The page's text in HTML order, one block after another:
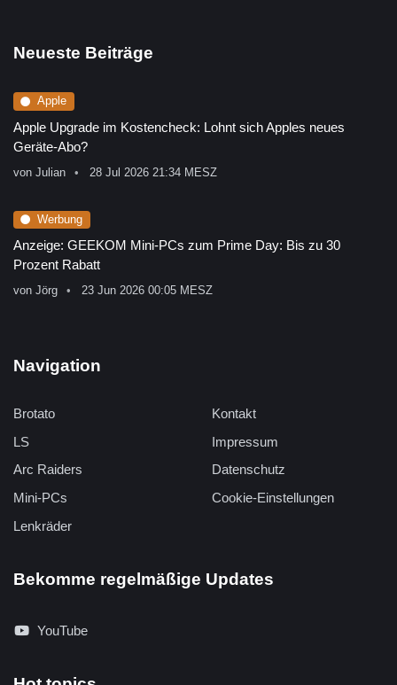
Neueste Beiträge
Apple
Apple Upgrade im Kostencheck: Lohnt sich Apples neues
Geräte-Abo?
von Julian 28 Jul 2026 21:34 MESZ
Werbung
Anzeige: GEEKOM Mini-PCs zum Prime Day: Bis zu 30
Prozent Rabatt
von Jörg 23 Jun 2026 00:05 MESZ
Navigation
Brotato
LS
Arc Raiders
Mini-PCs
Lenkräder
Kontakt
Impressum
Datenschutz
Cookie-Einstellungen
Bekomme regelmäßige Updates
YouTube